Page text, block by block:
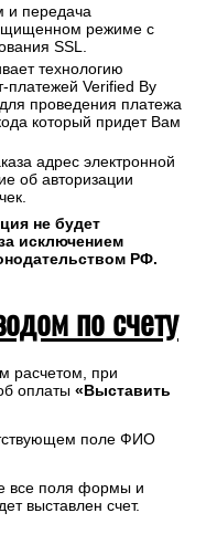
и передача
режиме с
SSL.
технологию
платежей Verified By
проведения платежа
который придет Вам
адрес электронной
об авторизации
не будет
исключением
РФ.
по счету
расчетом, при
оплаты «Выставить
поле ФИО
все поля формы и
выставлен счет.